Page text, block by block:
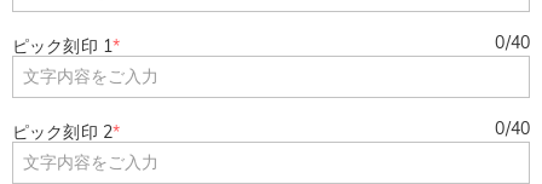
ピック刻印 1* 0/40
ピック刻印 2* 0/40